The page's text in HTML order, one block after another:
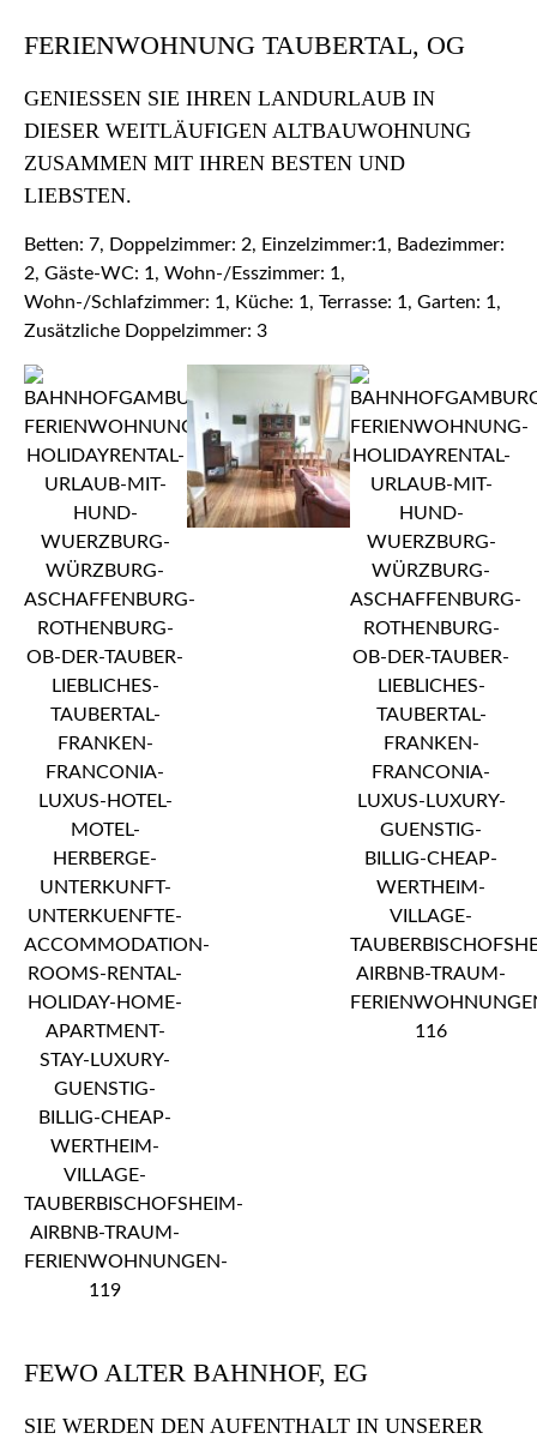
FERIENWOHNUNG TAUBERTAL, OG
GENIESSEN SIE IHREN LANDURLAUB IN D
IESER WEITLÄUFIGEN ALTBAUWOHNUNG Z
USAMMEN MIT IHREN BESTEN UND L
IEBSTEN.
Betten: 7, Doppelzimmer: 2, Einzelzimmer:1, Badezimmer:
2, Gäste-WC: 1, Wohn-/Esszimmer: 1,
Wohn-/Schlafzimmer: 1, Küche: 1, Terrasse: 1, Garten: 1,
Zusätzliche Doppelzimmer: 3
FEWO ALTER BAHNHOF, EG
SIE WERDEN DEN AUFENTHALT IN UNSERER